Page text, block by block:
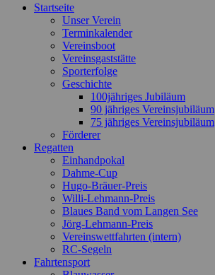
oben
Startseite
Unser Verein
Terminkalender
Vereinsboot
Vereinsgaststätte
Sporterfolge
Geschichte
100jähriges Jubiläum
90 jähriges Vereinsjubiläum
75 jähriges Vereinsjubiläum
Förderer
Regatten
Einhandpokal
Dahme-Cup
Hugo-Bräuer-Preis
Willi-Lehmann-Preis
Blaues Band vom Langen See
Jörg-Lehmann-Preis
Vereinswettfahrten (intern)
RC-Segeln
Fahrtensport